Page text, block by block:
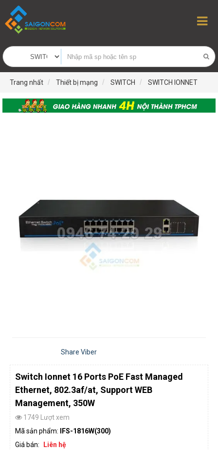
Trang nhất Thiết bị mạng SWITCH SWITCH IONNET
Share Viber
Switch Ionnet 16 Ports PoE Fast Managed
Ethernet, 802.3af/at, Support WEB
Management, 350W
1749 Lượt xem
Mã sản phẩm:
IFS-1816W(300)
Giá bán:
Liên hệ